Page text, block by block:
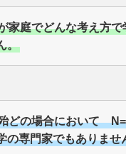
家庭でどんな考え方
。
どの場合において
の専門家でもありませ